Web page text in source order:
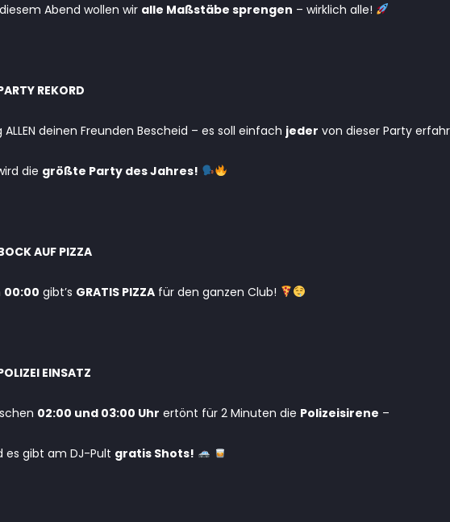
Abend wollen wir alle Maßstäbe sprengen – wirklich alle!
REKORD
ALLEN deinen Freunden Bescheid – es soll einfach jeder von dieser Party
die größte Party des Jahres!
AUF PIZZA
00:00 gibt’s GRATIS PIZZA für den ganzen Club!
EINSATZ
02:00 und 03:00 Uhr ertönt für 2 Minuten die Polizeisirene –
es gibt am DJ-Pult gratis Shots!